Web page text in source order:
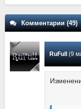
Комментарии (49)
RuFull(9